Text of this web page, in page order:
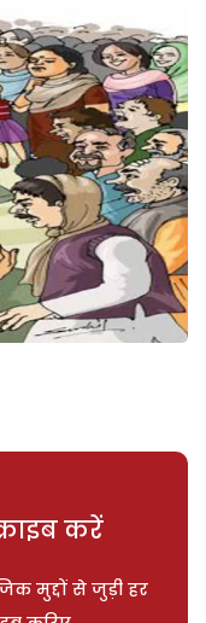
करें
मुद्दों से जुड़ी हर